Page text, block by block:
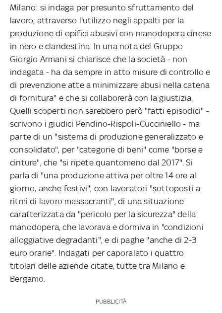
Milano: si indaga per presunto sfruttamento del
lavoro, attraverso l'utilizzo negli appalti per la
produzione di opifici abusivi con manodopera cinese
in nero e clandestina. In una nota del Gruppo
Giorgio Armani si chiarisce che la società - non
indagata - ha da sempre in atto misure di controllo e
di prevenzione atte a minimizzare abusi nella catena
di fornitura" e che si collaborerà con la giustizia.
Quelli scoperti non sarebbero però "fatti episodici" -
scrivono i giudici Pendino-Rispoli-Cucciniello - ma
parte di un "sistema di produzione generalizzato e
consolidato", per "categorie di beni" come "borse e
cinture", che "si ripete quantomeno dal 2017". Si
parla di "una produzione attiva per oltre 14 ore al
giorno, anche festivi", con lavoratori "sottoposti a
ritmi di lavoro massacranti", di una situazione
caratterizzata da "pericolo per la sicurezza" della
manodopera, che lavorava e dormiva in "condizioni
alloggiative degradanti", e di paghe "anche di 2-3
euro orarie". Indagati per caporalato i quattro
titolari delle aziende citate, tutte tra Milano e
Bergamo.
PUBBLICITÀ